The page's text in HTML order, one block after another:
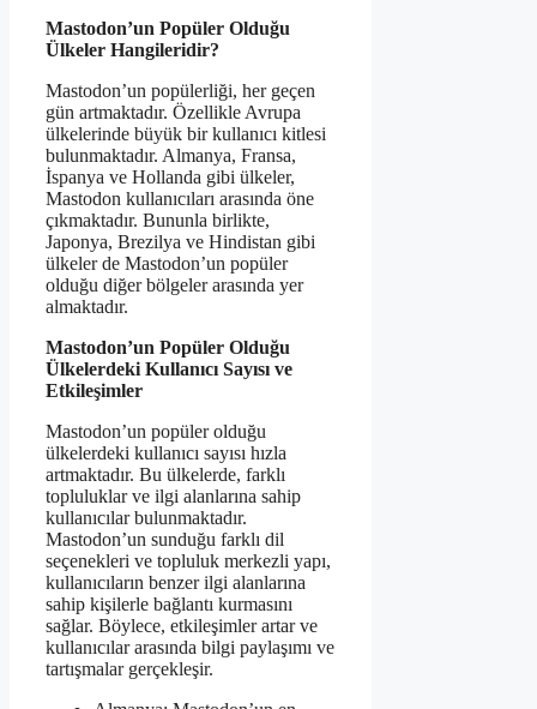
Mastodon’un Popüler Olduğu
Ülkeler Hangileridir?
Mastodon’un popülerliği, her geçen
gün artmaktadır. Özellikle Avrupa
ülkelerinde büyük bir kullanıcı kitlesi
bulunmaktadır. Almanya, Fransa,
İspanya ve Hollanda gibi ülkeler,
Mastodon kullanıcıları arasında öne
çıkmaktadır. Bununla birlikte,
Japonya, Brezilya ve Hindistan gibi
ülkeler de Mastodon’un popüler
olduğu diğer bölgeler arasında yer
almaktadır.
Mastodon’un Popüler Olduğu
Ülkelerdeki Kullanıcı Sayısı ve
Etkileşimler
Mastodon’un popüler olduğu
ülkelerdeki kullanıcı sayısı hızla
artmaktadır. Bu ülkelerde, farklı
topluluklar ve ilgi alanlarına sahip
kullanıcılar bulunmaktadır.
Mastodon’un sunduğu farklı dil
seçenekleri ve topluluk merkezli yapı,
kullanıcıların benzer ilgi alanlarına
sahip kişilerle bağlantı kurmasını
sağlar. Böylece, etkileşimler artar ve
kullanıcılar arasında bilgi paylaşımı ve
tartışmalar gerçekleşir.